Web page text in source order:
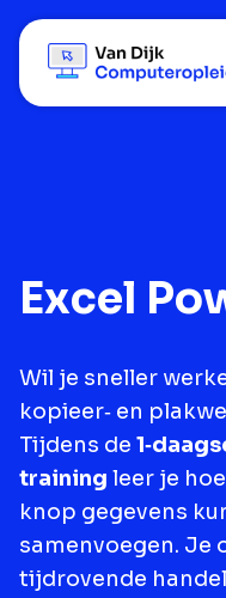
Excel
Wil je sneller
kopieer‑ en
Tijdens de
training leer je
knop gegevens
samenvoegen. Je
tijdrovende